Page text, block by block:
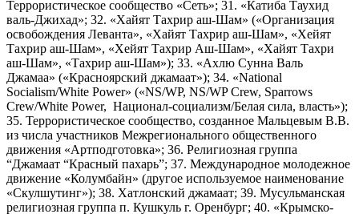
Террористическое сообщество «Сеть»; 31. «Катиба Таухид
валь-Джихад»; 32. «Хайят Тахрир аш-Шам» («Организация
освобождения Леванта», «Хайят Тахрир аш-Шам», «Хейят
Тахрир аш-Шам», «Хейят Тахрир Аш-Шам», «Хайят Тахри
аш-Шам», «Тахрир аш-Шам»); 33. «Ахлю Сунна Валь
Джамаа» («Красноярский джамаат»); 34. «National
Socialism/White Power» («NS/WP, NS/WP Crew, Sparrows
Crew/White Power, Национал-социализм/Белая сила, власть»);
35. Террористическое сообщество, созданное Мальцевым В.В.
из числа участников Межрегионального общественного
движения «Артподготовка»; 36. Религиозная группа
“Джамаат “Красный пахарь”; 37. Международное молодежное
движение «Колумбайн» (другое используемое наименование
«Скулшутинг»); 38. Хатлонский джамаат; 39. Мусульманская
религиозная группа п. Кушкуль г. Оренбург; 40. «Крымско-